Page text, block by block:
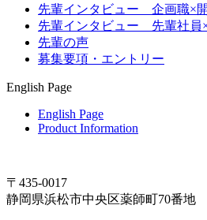
先輩インタビュー 企画職×
先輩インタビュー 先輩社員
先輩の声
募集要項・エントリー
English Page
English Page
Product Information
〒435-0017
静岡県浜松市中央区薬師町70番地